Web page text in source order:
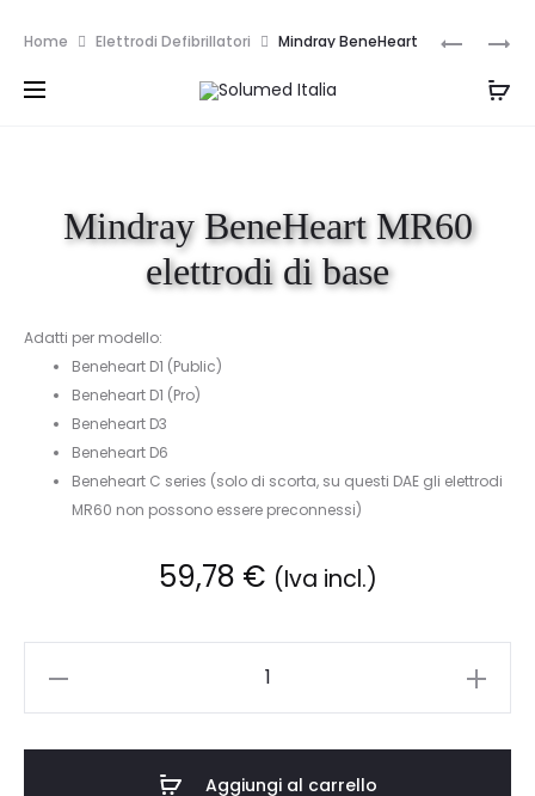
MINDRAY
MR62
NIHON
Home Elettrodi Defibrillatori
Mindray BeneHeart
MR60 elettrodi di base
Mindray BeneHeart MR60
elettrodi di base
Adatti per modello:
Beneheart D1 (Public)
Beneheart D1 (Pro)
Beneheart D3
Beneheart D6
Beneheart C series (solo di scorta, su questi DAE gli elettrodi
MR60 non possono essere preconnessi)
59,78 € (Iva incl.)
Aggiungi al carrello